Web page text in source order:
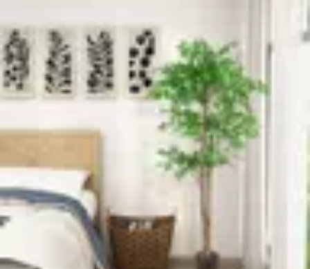
Innovazioni Tecnologiche
Tendenze Tecnologiche
Artificiale
Innovazione SostenibileTecnologie Emergenti
Futuro Tecnologico